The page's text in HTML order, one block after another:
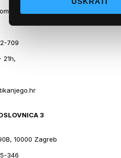
14, 21300
709
21h,
3
10000 Zagreb
346